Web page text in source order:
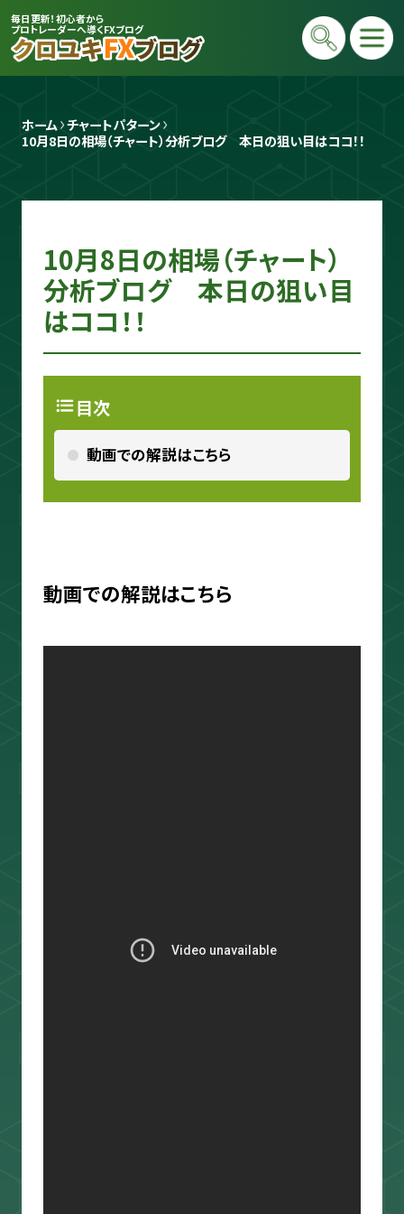
毎日更新！初心者から
プロトレーダーへ導くFXブログ
プロトレーダー
クロユキ
2020年にFXを開始し億トレ達成📈 現在
は毎日LIVEで初心者向けに「勝てる考え
方」と手法を解説。商材は一切販売せず、Y
ouTube＆書籍ですべて公開していま
す。"わからない"を"わかる"に変えるお
ホーム チャートパターン
10月8日の相場（チャート）分析ブログ　本日の狙い目はココ！！
10月8日の相場（チャート）
分析ブログ 本日の狙い目
はココ！！
目次
動画での解説はこちら
動画での解説はこちら